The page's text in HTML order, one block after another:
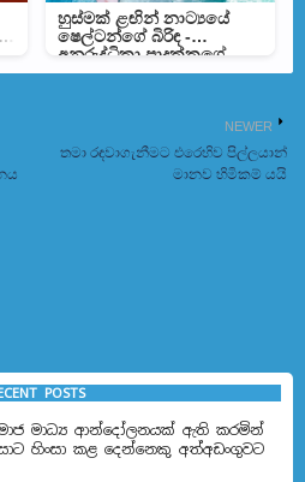
හුස්මක් ළඟින් නාට්‍යයේ
ෂෙල්ටන්ගේ බිරිඳ -
අනුරුද්ධිකා පාදුක්කගේ
NEWER
තමා රඳවාගැනීමට එරෙහිව පිල්ලයාන්
මානව හිමිකම් යයි
POSTS
මාධ්‍ය ආන්දෝලනයක් ඇති කරමින්
හිංසා කළ දෙන්නෙකු අත්අඩංගුවට